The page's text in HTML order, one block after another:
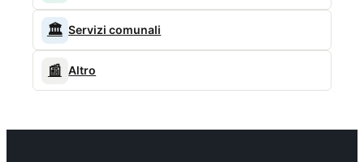
🏛️ Servizi comunali
📰 Altro